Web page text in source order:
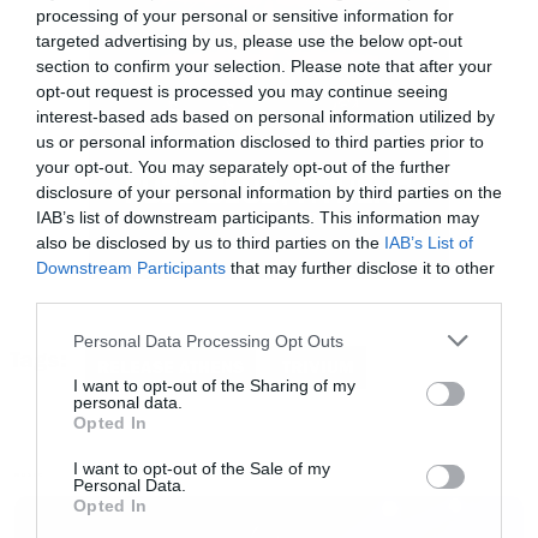
processing of your personal or sensitive information for
targeted advertising by us, please use the below opt-out
section to confirm your selection. Please note that after your
opt-out request is processed you may continue seeing
interest-based ads based on personal information utilized by
us or personal information disclosed to third parties prior to
your opt-out. You may separately opt-out of the further
disclosure of your personal information by third parties on the
IAB’s list of downstream participants. This information may
also be disclosed by us to third parties on the IAB’s List of
Downstream Participants that may further disclose it to other
Please note that this website/app uses one or more Google
not limited to your visit or usage behaviour. You may click to
grant or deny consent to Google and its third-party tags to
use your data for below specified purposes in below Google
consent section.
Personal Data Processing Opt Outs
I want to opt-out of the Sharing of my
personal data.
Opted In
I want to opt-out of the Sale of my
Personal Data.
Opted In
(Ascendancy)
Strife(Vengeance Falls)
A Gunshot to the Head of Trepidation
(Ascendancy)
Down From the Sky(Shogun)
Catastrophist(What the Dead Men Say)
Until the World Goes Cold(Silence in the
Snow)
The Sin and the Sentence(The Sin and the
Sentence)
The Heart From Your Hate(The Sin and the
Sentence)